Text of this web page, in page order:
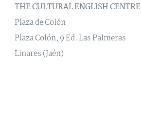
THE CULTURAL ENGLISH CENTRE
Plaza de Colón
Plaza Colón, 9 Ed. Las Palmeras
Linares (Jaén)